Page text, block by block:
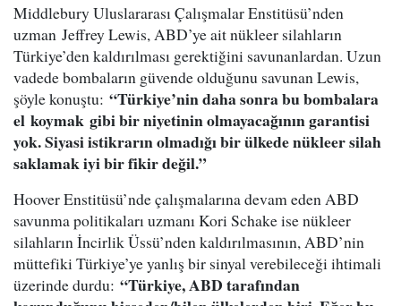
Middlebury Uluslararası Çalışmalar Enstitüsü’nden
uzman Jeffrey Lewis, ABD’ye ait nükleer silahların
Türkiye’den kaldırılması gerektiğini savunanlardan. Uzun
vadede bombaların güvende olduğunu savunan Lewis,
şöyle konuştu: “Türkiye’nin daha sonra bu bombalara
el koymak gibi bir niyetinin olmayacağının garantisi
yok. Siyasi istikrarın olmadığı bir ülkede nükleer silah
saklamak iyi bir fikir değil.”
Hoover Enstitüsü’nde çalışmalarına devam eden ABD
savunma politikaları uzmanı Kori Schake ise nükleer
silahların İncirlik Üssü’nden kaldırılmasının, ABD’nin
müttefiki Türkiye’ye yanlış bir sinyal verebileceği ihtimali
üzerinde durdu: “Türkiye, ABD tarafından